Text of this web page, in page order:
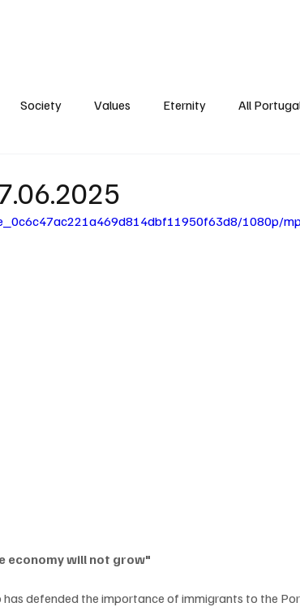
Society Values Eternity All
1080p/
economy will not grow"
defended the importance of immigrants to the